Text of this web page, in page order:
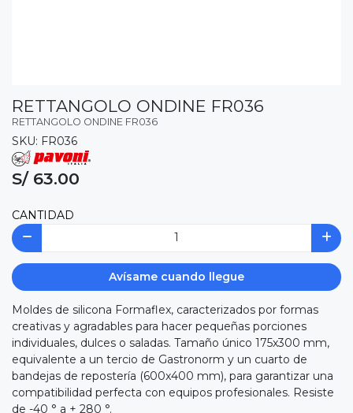
RETTANGOLO ONDINE FR036
RETTANGOLO ONDINE FR036
SKU: FR036
S/ 63.00
CANTIDAD
Avísame cuando llegue
Moldes de silicona Formaflex, caracterizados por formas
creativas y agradables para hacer pequeñas porciones
individuales, dulces o saladas. Tamaño único 175x300 mm,
equivalente a un tercio de Gastronorm y un cuarto de
bandejas de repostería (600x400 mm), para garantizar una
compatibilidad perfecta con equipos profesionales. Resiste
de -40 ° a + 280 °.